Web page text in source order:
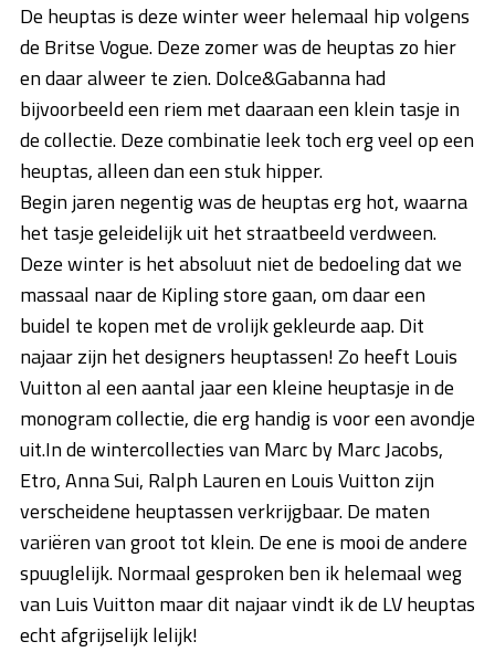
De heuptas is deze winter weer helemaal hip volgens
de Britse Vogue. Deze zomer was de heuptas zo hier
en daar alweer te zien. Dolce&Gabanna had
bijvoorbeeld een riem met daaraan een klein tasje in
de collectie. Deze combinatie leek toch erg veel op een
heuptas, alleen dan een stuk hipper.
Begin jaren negentig was de heuptas erg hot, waarna
het tasje geleidelijk uit het straatbeeld verdween.
Deze winter is het absoluut niet de bedoeling dat we
massaal naar de Kipling store gaan, om daar een
buidel te kopen met de vrolijk gekleurde aap. Dit
najaar zijn het designers heuptassen! Zo heeft Louis
Vuitton al een aantal jaar een kleine heuptasje in de
monogram collectie, die erg handig is voor een avondje
uit.In de wintercollecties van Marc by Marc Jacobs,
Etro, Anna Sui, Ralph Lauren en Louis Vuitton zijn
verscheidene heuptassen verkrijgbaar. De maten
variëren van groot tot klein. De ene is mooi de andere
spuuglelijk. Normaal gesproken ben ik helemaal weg
van Luis Vuitton maar dit najaar vindt ik de LV heuptas
echt afgrijselijk lelijk!